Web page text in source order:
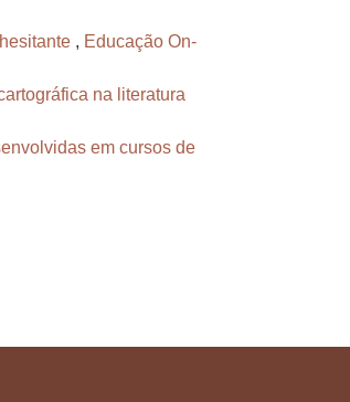
, Educação On-
na literatura
em cursos de